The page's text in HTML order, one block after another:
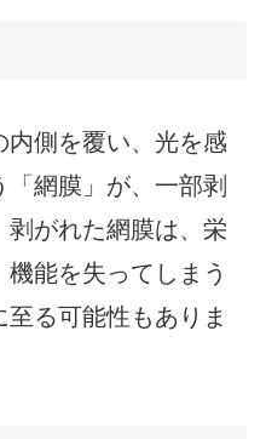
側を覆い、光を感
網膜」が、一部剥
剥がれた網膜は、栄
能を失ってしまう
る可能性もありま